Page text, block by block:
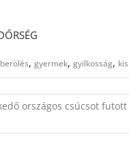
, gyermek, gyilkosság,
országos csúcsot futott